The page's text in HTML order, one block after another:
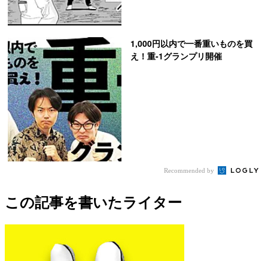
1,000円以内で一番重いものを買
え！重-1グランプリ開催
Recommended by
この記事を書いたライター